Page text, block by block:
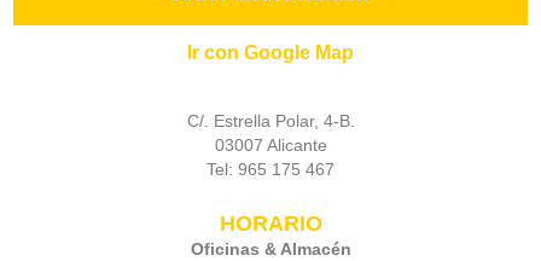
Ir con Google Map
C/. Estrella Polar, 4-B.
03007 Alicante
Tel: 965 175 467
HORARIO
Oficinas & Almacén